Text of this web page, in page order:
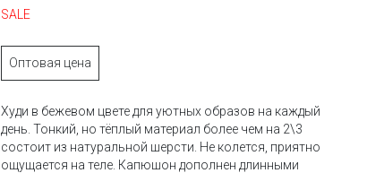
SALE
Оптовая цена
Худи в бежевом цвете для уютных образов на каждый
день. Тонкий, но тёплый материал более чем на 2\3
состоит из натуральной шерсти. Не колется, приятно
ощущается на теле. Капюшон дополнен длинными